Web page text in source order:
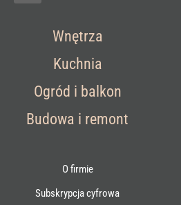
Wnętrza
Kuchnia
Ogród i balkon
Budowa i remont
O firmie
Subskrypcja cyfrowa